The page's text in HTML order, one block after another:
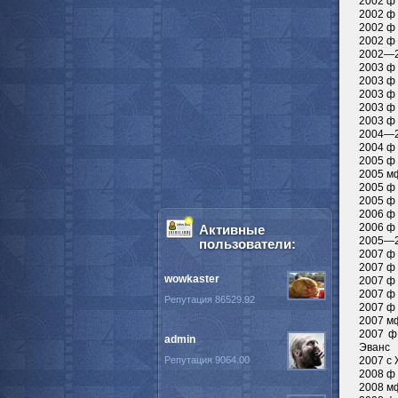
2002 ф
2002 ф
2002 ф
2003 ф
2003 ф
2003 ф
2003 ф
2003 ф
2004 ф
2005 ф
2005
2005 ф
2005 ф
2006 ф
2006 ф
2007 ф
2007 ф
2007 ф
2007 ф
2007 ф
2007
2007 ф
Эванс
2007 с
2008 ф
2008
Активные
пользователи:
wowkaster
Репутация 86529.92
admin
Репутация 9064.00